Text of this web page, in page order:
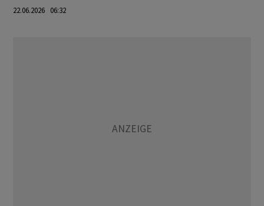
22.06.2026 06:32